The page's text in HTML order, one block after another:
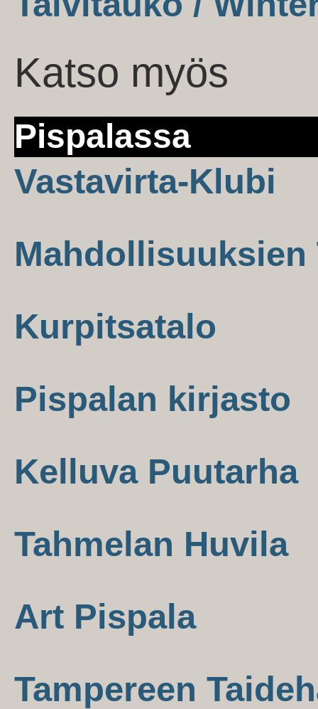
Katso myös
Pispalassa
Vastavirta-Klubi
Mahdollisuuksien
Kurpitsatalo
Pispalan kirjasto
Kelluva Puutarha
Tahmelan Huvila
Art Pispala
Tampereen